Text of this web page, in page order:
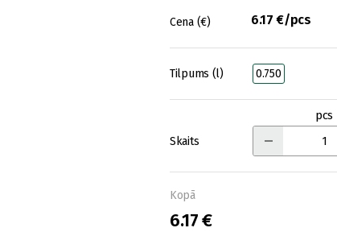
Cena (€) 6.17 €/pcs
Tilpums (l) 0.750
Skaits
pcs
Kopā
6.17 €